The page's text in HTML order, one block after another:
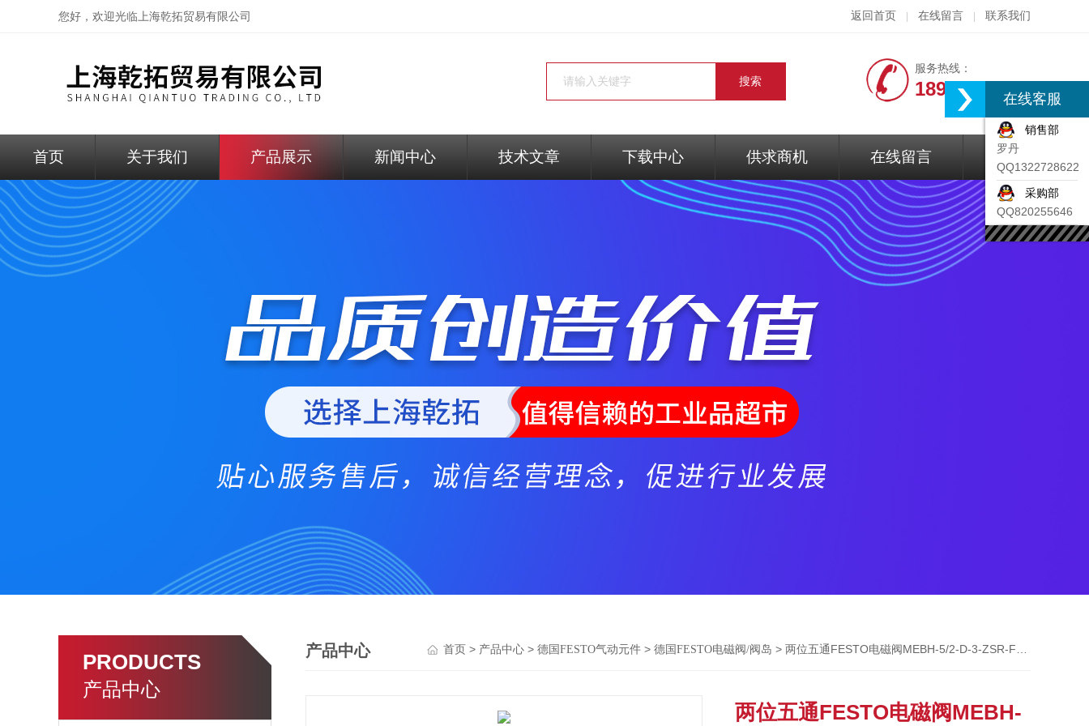
您好，欢迎光临上海乾拓贸易有限公司 返回首页 在线留言 联系我们
服务热线：
18917074297
首页 关于我们 产品展示 新闻中心 技术文章 下载中心 供求商机 在线留言 联系我们
PRODUCTS
产品中心
产品中心 首页 > 产品中心 >德国FESTO气动元件 >德国FESTO电磁阀/阀岛 > 两位五通FESTO电磁阀MEBH-5/2-D-3-ZSR-FR-C
两位五通FESTO电磁阀MEBH-
在线客服
销售部
罗丹
QQ1322728622
采购部
QQ820255646